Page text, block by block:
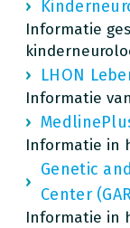
Informatie
LHON
Informatie
Informatie in
Genetic
Center
Informatie in